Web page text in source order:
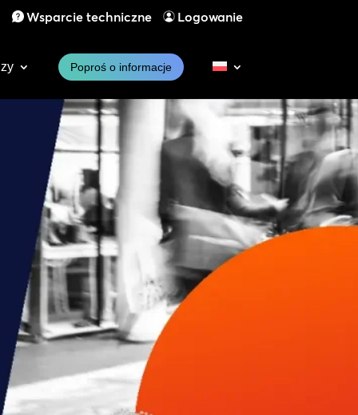
Wsparcie techniczne Logowanie
Poproś o informacje